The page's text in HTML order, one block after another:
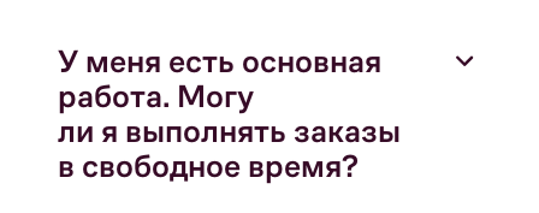
У меня есть основная
работа. Могу
ли я выполнять заказы
в свободное время?